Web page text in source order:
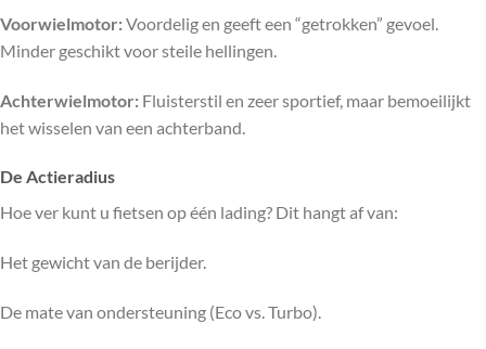
Voorwielmotor:Voordelig en geeft een “getrokken” gevoel.
Minder geschikt voor steile hellingen.
Achterwielmotor: Fluisterstil en zeer sportief, maar bemoeilijkt
het wisselen van een achterband.
De Actieradius
Hoe ver kunt u fietsen op één lading? Dit hangt af van:
Het gewicht van de berijder.
De mate van ondersteuning (Eco vs. Turbo).